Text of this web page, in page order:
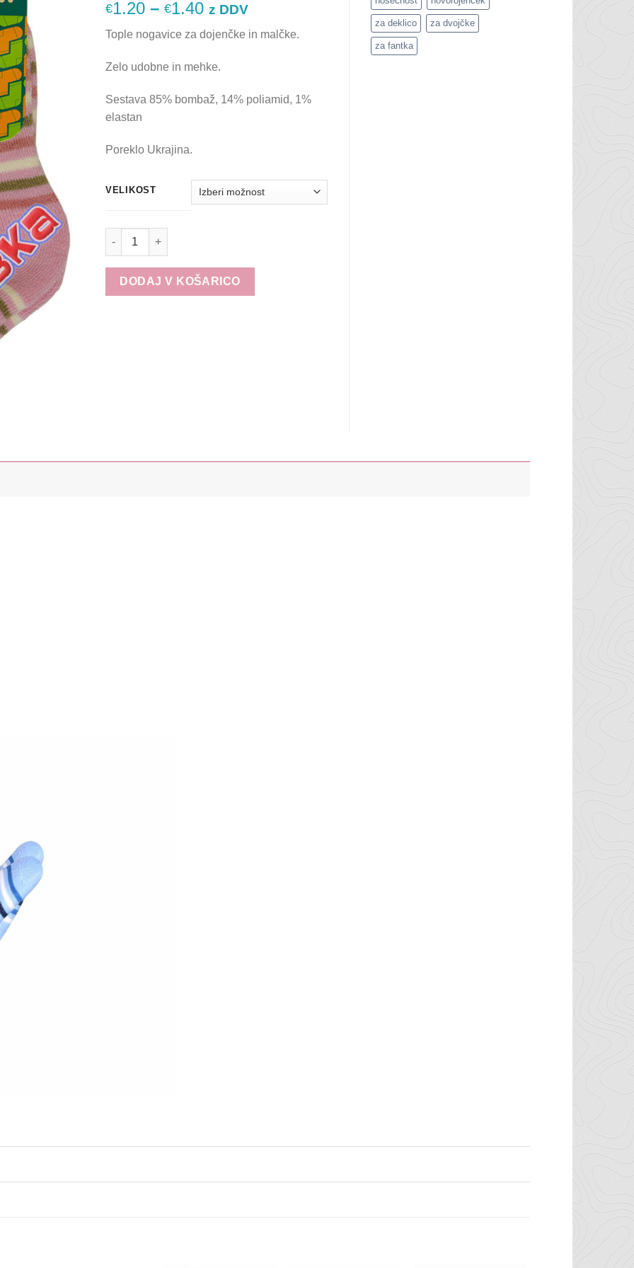
€1.20 – €1.40Cenovni
razpon:
od
€1.20
do
€1.40
z DDV
Tople nogavice za dojenčke in malčke.
Zelo udobne in mehke.
Sestava 85% bombaž, 14% poliamid, 1%
elastan
Poreklo Ukrajina.
VELIKOST
Otroške nogavice iz frotira roza črta 62-80 količina
DODAJ V KOŠARICO
za deklico za dvojčke
za fantka